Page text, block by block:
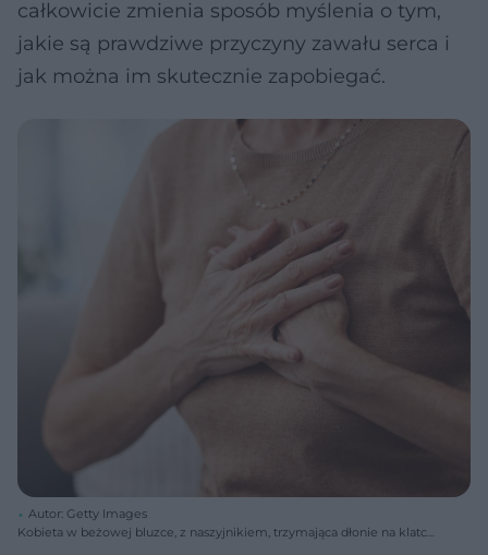
całkowicie zmienia sposób myślenia o tym,
jakie są prawdziwe przyczyny zawału serca i
jak można im skutecznie zapobiegać.
Autor: Getty Images
Kobieta w beżowej bluzce, z naszyjnikiem, trzymająca dłonie na klatce